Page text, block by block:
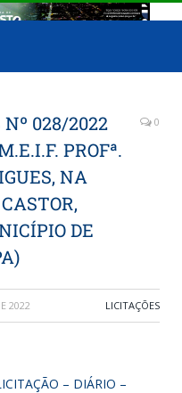
Nº 028/2022
PROFª.
NA
DE
0
2022 LICITAÇÕES
– DIÁRIO –